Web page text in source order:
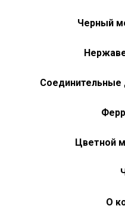
Черный
Соединительные
Цветной
О